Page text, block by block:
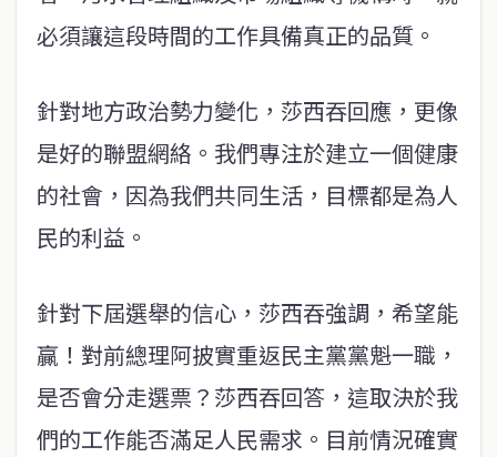
必須讓這段時間的工作具備真正的品質。
針對地方政治勢力變化，莎西吞回應，更像
是好的聯盟網絡。我們專注於建立一個健康
的社會，因為我們共同生活，目標都是為人
民的利益。
針對下屆選舉的信心，莎西吞強調，希望能
贏！對前總理阿披實重返民主黨黨魁一職，
是否會分走選票？莎西吞回答，這取決於我
們的工作能否滿足人民需求。目前情況確實